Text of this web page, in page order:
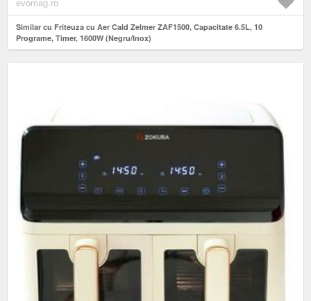
Similar cu Friteuza cu Aer Cald Zelmer ZAF1500, Capacitate 6.5L, 10
Programe, Timer, 1600W (Negru/Inox)